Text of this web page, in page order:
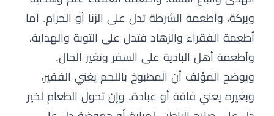
وبركة، وأطعمة الشرطة تدل على الزنا أو الحرام. أما
أطعمة الفقراء والزهاد فتدل على التوبة والهداية،
وأطعمة أهل البادية على السفر وتغير الحال.
ويوضح المؤلف أن المطبوخ باللحم يغني الفقير،
وبغيره يعني فاقة أو عبادة. وإن تحول الطعام لخير